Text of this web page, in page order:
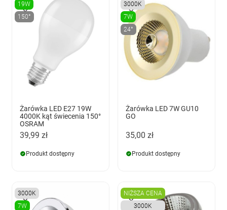
19W
150°
Żarówka LED E27 19W
4000K kąt świecenia 150°
OSRAM
39,99 zł
Produkt dostępny
3000K
7W
24°
Żarówka LED 7W GU10
GO
35,00 zł
Produkt dostępny
3000K
7W
NIŻSZA CENA
3000K